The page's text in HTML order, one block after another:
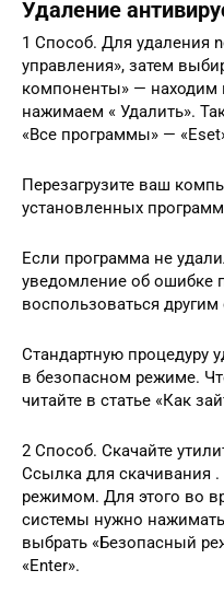
Удаление
1 Способ. Для удаления
управления», затем
компоненты» — находим
нажимаем « Удалить».
«Все программы» —
Перезагрузите ваш
установленных
Если программа не
уведомление об ошибке
воспользоваться
Стандартную процедуру
в безопасном режиме.
читайте в статье «Как
2 Способ. Скачайте
Ссылка для скачивания
режимом. Для этого во
системы нужно
выбрать «Безопасный
«Enter».